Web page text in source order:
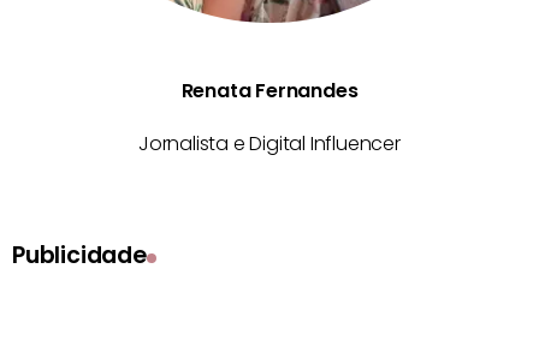
Renata Fernandes
Jornalista e Digital Influencer
Publicidade